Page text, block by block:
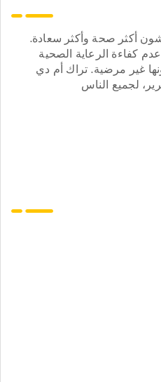
أكثر صحة وأكثر سعادة.
كفاءة الرعاية الصحية
غير مرضية. تراك أم دي
لجميع الناس